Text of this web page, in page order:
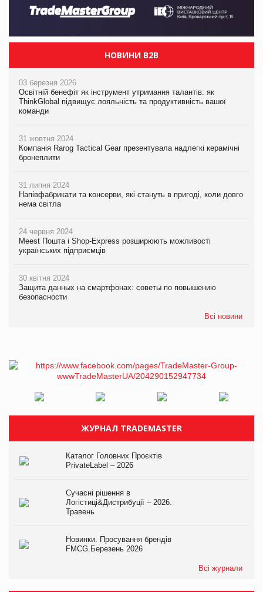
НОВИНИ B2B
03 березня 2026
Освітній бенефіт як інструмент утримання талантів: як
ThinkGlobal підвищує лояльність та продуктивність вашої
команди
31 жовтня 2024
Компанія Rarog Tactical Gear презентувала надлегкі керамічні
бронеплити
31 липня 2024
Напівфабрикати та консерви, які стануть в пригоді, коли довго
нема світла
24 червня 2024
Meest Пошта і Shop-Express розширюють можливості
українських підприємців
30 квітня 2024
Защита данных на смартфонах: советы по повышению
безопасности
Всі новини
ЖУРНАЛ TRADEMASTER
Каталог Головних Проєктів
PrivateLabel – 2026
Сучасні рішення в
Логістиці&Дистрибуції – 2026.
Травень
Новинки. Просування брендів
FMCG.Березень 2026
Всі журнали